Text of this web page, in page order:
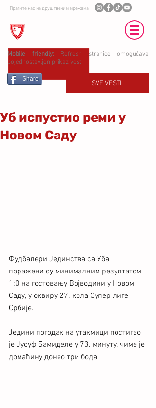
Пратите нас на друштвеним мрежама
Mobile friendly: Refresh stranice omogućava
pojednostavljen prikaz vesti
Share
SVE VESTI
Уб испустио реми у
Новом Саду
Фудбалери Јединства са Уба
поражени су минималним резултатом
1:0 на гостовању Војводини у Новом
Саду, у оквиру 27. кола Супер лиге
Србије.
Једини погодак на утакмици постигао
је Јусуф Бамиделе у 73. минуту, чиме је
домаћину донео три бода.